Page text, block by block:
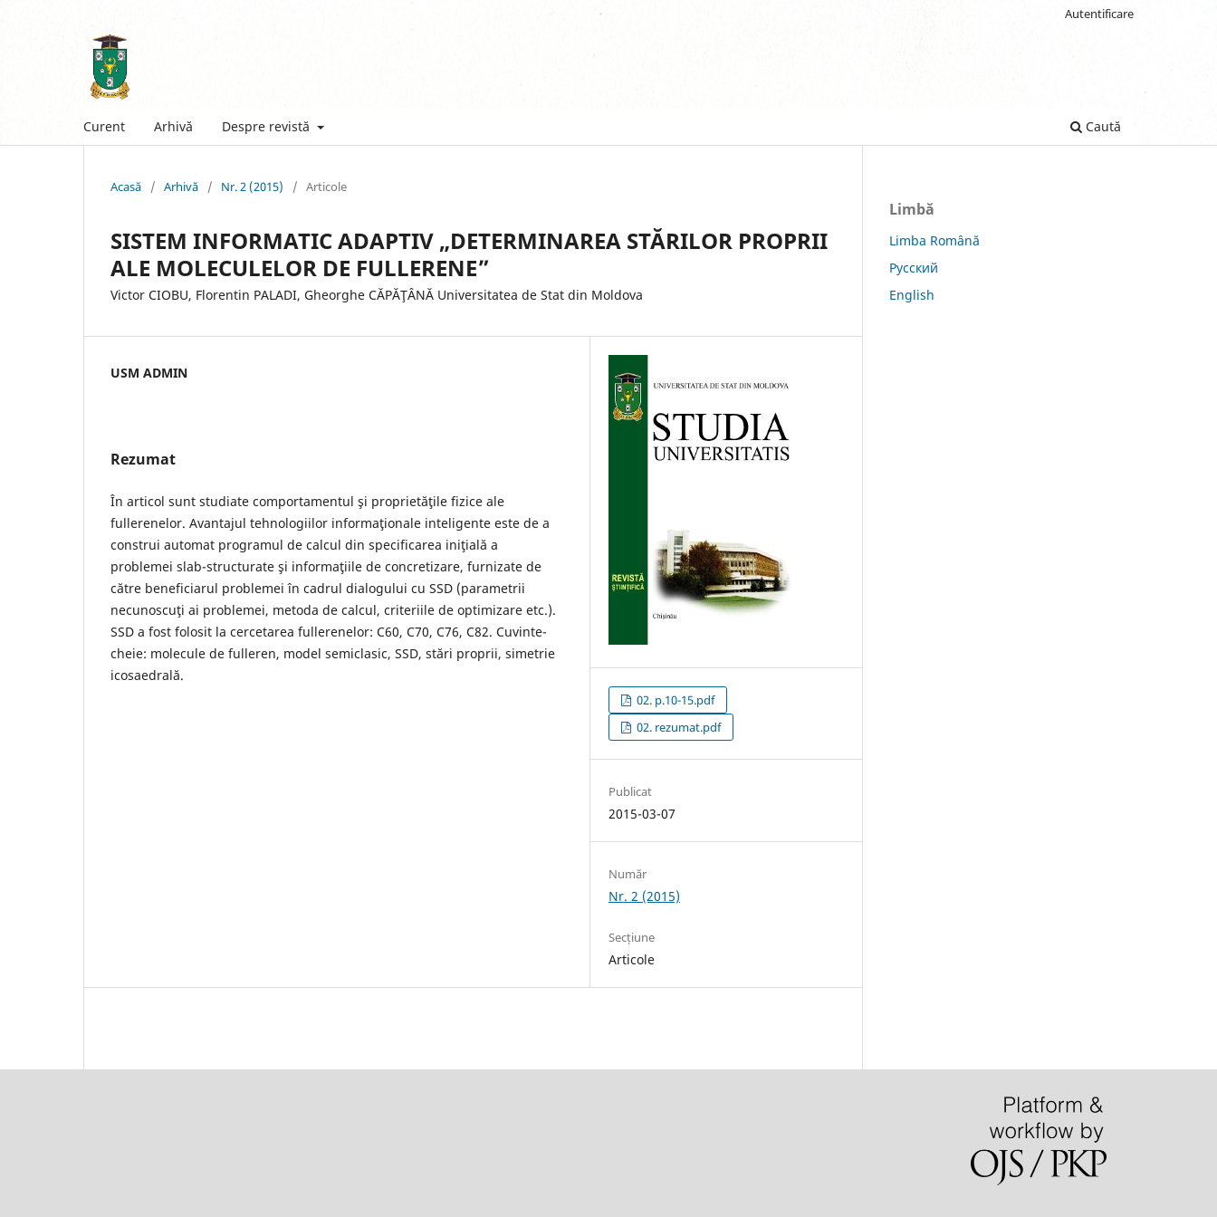
Curent Arhivă Despre revistă Caută
Autentificare
Acasă / Arhivă / Nr. 2 (2015) / Articole
SISTEM INFORMATIC ADAPTIV „DETERMINAREA STĂRILOR PROPRII
ALE MOLECULELOR DE FULLERENE”
Victor CIOBU, Florentin PALADI, Gheorghe CĂPĂŢÂNĂ Universitatea de Stat din Moldova
USM ADMIN
Rezumat
În articol sunt studiate comportamentul şi proprietăţile fizice ale
fullerenelor. Avantajul tehnologiilor informaţionale inteligente este de a
construi automat programul de calcul din specificarea iniţială a
problemei slab-structurate şi informaţiile de concretizare, furnizate de
către beneficiarul problemei în cadrul dialogului cu SSD (parametrii
necunoscuţi ai problemei, metoda de calcul, criteriile de optimizare etc.).
SSD a fost folosit la cercetarea fullerenelor: C60, C70, C76, C82. Cuvinte-
cheie: molecule de fulleren, model semiclasic, SSD, stări proprii, simetrie
icosaedrală.
02. p.10-15.pdf
02. rezumat.pdf
Publicat
2015-03-07
Număr
Nr. 2 (2015)
Secțiune
Articole
Limbă
Limba Română
Русский
English